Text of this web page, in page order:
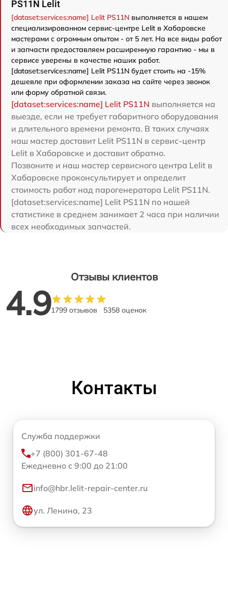
PS11N Lelit
[dataset:services:name] Lelit PS11N выполняется в нашем
специализированном сервис-центре Lelit в Хабаровске
мастерами с огромным опытом - от 5 лет. На все виды работ
и запчасти предоставляем расширенную гарантию - мы в
сервисе уверены в качестве наших работ.
[dataset:services:name] Lelit PS11N будет стоить на -15%
дешевле при оформлении заказа на сайте через звонок
или форму обратной связи.
[dataset:services:name] Lelit PS11N выполняется на
выезде, если не требует габаритного оборудования
и длительного времени ремонта. В таких случаях
наш мастер доставит Lelit PS11N в сервис-центр
Lelit в Хабаровске и доставит обратно.
Позвоните и наш мастер сервисного центра Lelit в
Хабаровске проконсультирует и определит
стоимость работ над парогенератора Lelit PS11N.
[dataset:services:name] Lelit PS11N по нашей
статистике в среднем занимает 2 часа при наличии
всех необходимых запчастей.
Отзывы клиентов
4.91799 отзывов 5358 оценок
Контакты
Служба поддержки
+7 (800) 301-67-48
Ежедневно с 9:00 до 21:00
info@hbr.lelit-repair-center.ru
ул. Ленина, 23